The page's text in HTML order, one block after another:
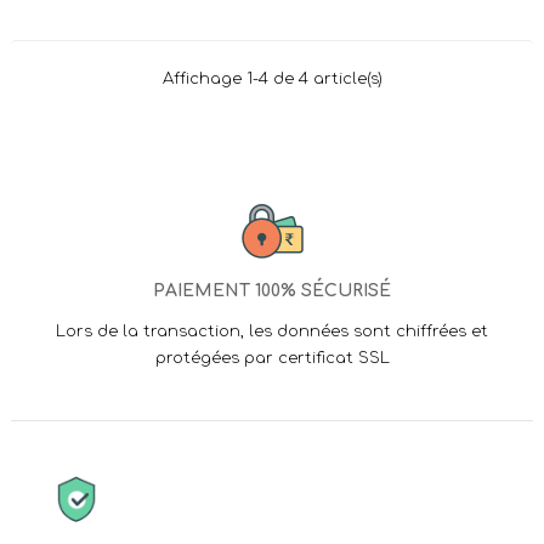
Affichage 1-4 de 4 article(s)
PAIEMENT 100% SÉCURISÉ
Lors de la transaction, les données sont chiffrées et
protégées par certificat SSL